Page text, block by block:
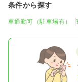
条件から探す
車通勤可（駐車場有）